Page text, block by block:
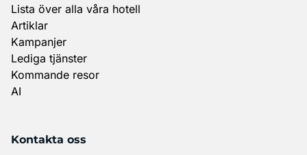
Lista över alla våra hotell
Artiklar
Kampanjer
Lediga tjänster
Kommande resor
AI
Kontakta oss